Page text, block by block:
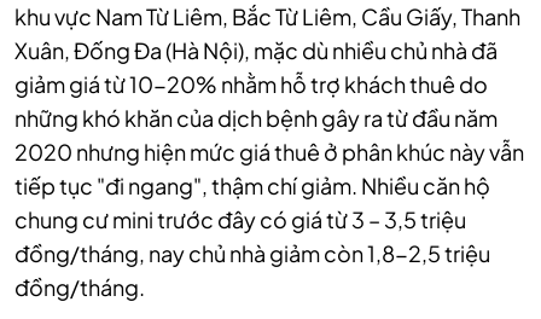
khu vực Nam Từ Liêm, Bắc Từ Liêm, Cầu Giấy, Thanh
Xuân, Đống Đa (Hà Nội), mặc dù nhiều chủ nhà đã
giảm giá từ 10-20% nhằm hỗ trợ khách thuê do
những khó khăn của dịch bệnh gây ra từ đầu năm
2020 nhưng hiện mức giá thuê ở phân khúc này vẫn
tiếp tục "đi ngang", thậm chí giảm. Nhiều căn hộ
chung cư mini trước đây có giá từ 3 – 3,5 triệu
đồng/tháng, nay chủ nhà giảm còn 1,8-2,5 triệu
đồng/tháng.